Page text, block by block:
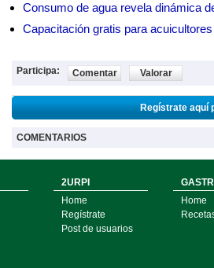
Consumo de agua revela dinámica
Capacitación gratis para
Participa: Comentar Valorar
Regístrate aquí
COMENTARIOS
2URPI
Home
Regístrate
Post de usuarios
Home